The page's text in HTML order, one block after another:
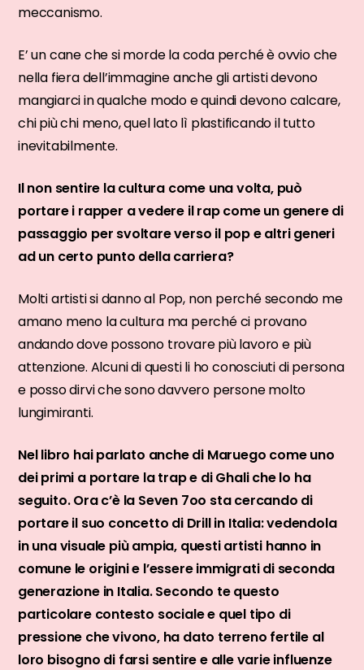
meccanismo.
E’ un cane che si morde la coda perché è ovvio che
nella fiera dell’immagine anche gli artisti devono
mangiarci in qualche modo e quindi devono calcare,
chi più chi meno, quel lato lì plastificando il tutto
inevitabilmente.
Il non sentire la cultura come una volta, può
portare i rapper a vedere il rap come un genere di
passaggio per svoltare verso il pop e altri generi
ad un certo punto della carriera?
Molti artisti si danno al Pop, non perché secondo me
amano meno la cultura ma perché ci provano
andando dove possono trovare più lavoro e più
attenzione. Alcuni di questi li ho conosciuti di persona
e posso dirvi che sono davvero persone molto
lungimiranti.
Nel libro hai parlato anche di Maruego come uno
dei primi a portare la trap e di Ghali che lo ha
seguito. Ora c’è la Seven 7oo sta cercando di
portare il suo concetto di Drill in Italia: vedendola
in una visuale più ampia, questi artisti hanno in
comune le origini e l’essere immigrati di seconda
generazione in Italia. Secondo te questo
particolare contesto sociale e quel tipo di
pressione che vivono, ha dato terreno fertile al
loro bisogno di farsi sentire e alle varie influenze